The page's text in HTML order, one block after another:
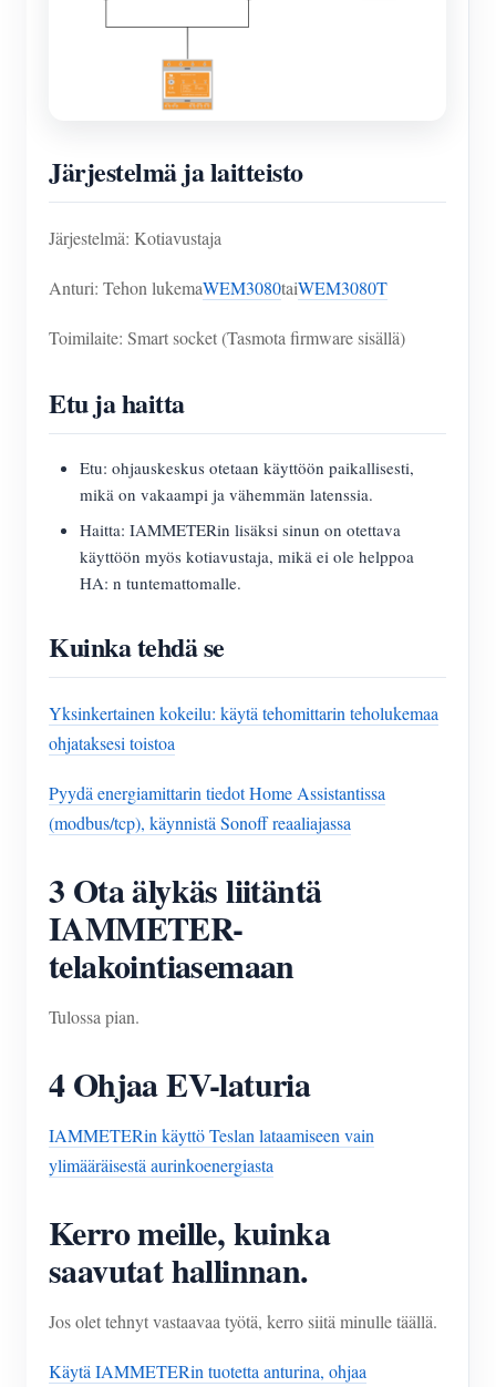
Järjestelmä ja laitteisto
Järjestelmä: Kotiavustaja
Anturi: Tehon lukemaWEM3080taiWEM3080T
Toimilaite: Smart socket (Tasmota firmware sisällä)
Etu ja haitta
Etu: ohjauskeskus otetaan käyttöön paikallisesti,
mikä on vakaampi ja vähemmän latenssia.
Haitta: IAMMETERin lisäksi sinun on otettava
käyttöön myös kotiavustaja, mikä ei ole helppoa
HA: n tuntemattomalle.
Kuinka tehdä se
Yksinkertainen kokeilu: käytä tehomittarin teholukemaa
ohjataksesi toistoa
Pyydä energiamittarin tiedot Home Assistantissa
(modbus/tcp), käynnistä Sonoff reaaliajassa
3 Ota älykäs liitäntä
IAMMETER-
telakointiasemaan
Tulossa pian.
4 Ohjaa EV-laturia
IAMMETERin käyttö Teslan lataamiseen vain
ylimääräisestä aurinkoenergiasta
Kerro meille, kuinka
saavutat hallinnan.
Jos olet tehnyt vastaavaa työtä, kerro siitä minulle täällä.
Käytä IAMMETERin tuotetta anturina, ohjaa